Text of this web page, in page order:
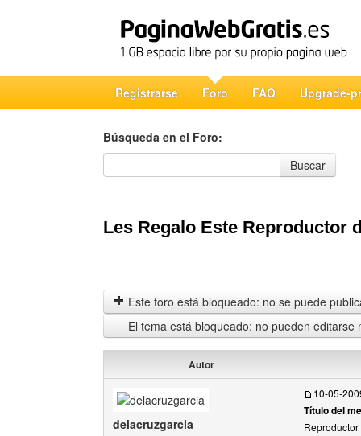
Registrarse Foro FAQ Upgrade-
Búsqueda en el Foro:
Búsqueda en el Foro
Buscar
Les Regalo Este Reproductor
Este foro está bloqueado: no se puede
El tema está bloqueado: no pueden editarse
Autor
delacruzgarcia
10-05-
Título del